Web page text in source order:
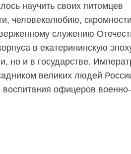
научить своих питомцев
человеколюбию,
служению
в екатерининскую
но и в государстве.
великих людей
воспитания офицеров